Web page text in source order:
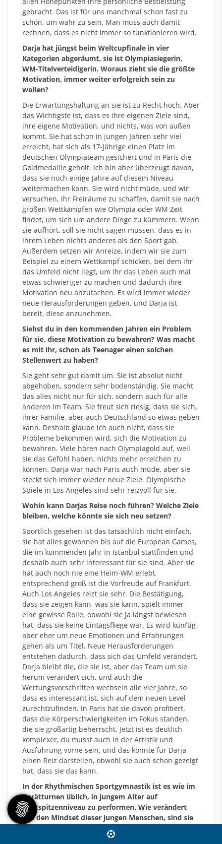
gebracht. Das ist für uns manchmal schon fast zu
schön, um wahr zu sein. Man muss auch damit
rechnen, dass es nicht immer so funktionieren wird.
Darja hat jüngst beim Weltcupfinale in vier
Kategorien abgeräumt, sie ist Olympiasiegerin,
WM-Titelverteidigerin. Woraus zieht sie die größte
Motivation, immer weiter erfolgreich sein zu
wollen?
Die Erwartungshaltung an sie ist zu Recht hoch. Aber
das Wichtigste ist, dass es ihre eigenen Ziele sind,
ihre eigene Motivation, und nichts, was von außen
kommt. Sie hat schon in jungen Jahren sehr viel
erreicht, hat sich als 17-Jährige einen Platz im
deutschen Olympiateam gesichert und in Paris die
Goldmedaille geholt. Ich bin aber überzeugt davon,
dass sie noch einige Jahre auf diesem Niveau
weitermachen kann. Sie wird nicht müde, und wir
versuchen, ihr Freiräume zu schaffen, damit sie nach
großen Wettkämpfen wie Olympia oder WM Zeit
findet, um sich um andere Dinge zu kümmern. Wenn
sie aufhört, soll sie nicht sagen müssen, dass es in
ihrem Leben nichts anderes als den Sport gab.
Außerdem setzen wir Anreize, indem wir sie zum
Beispiel zu einem Wettkampf schicken, bei dem ihr
das Umfeld nicht liegt, um ihr das Leben auch mal
etwas schwieriger zu machen und dadurch ihre
Motivation neu anzufachen. Es wird immer wieder
neue Herausforderungen geben, und Darja ist
bereit, diese anzunehmen.
Siehst du in den kommenden Jahren ein Problem
für sie, diese Motivation zu bewahren? Was macht
es mit ihr, schon als Teenager einen solchen
Stellenwert zu haben?
Sie geht sehr gut damit um. Sie ist absolut nicht
abgehoben, sondern sehr bodenständig. Sie macht
das alles nicht nur für sich, sondern auch für alle
anderen im Team. Sie freut sich riesig, dass sie sich,
ihrer Familie, aber auch Deutschland so etwas geben
kann. Deshalb glaube ich auch nicht, dass sie
Probleme bekommen wird, sich die Motivation zu
bewahren. Viele hören nach Olympiagold auf, weil
sie das Gefühl haben, nichts mehr erreichen zu
können. Darja war nach Paris auch müde, aber sie
steckt sich immer wieder neue Ziele. Olympische
Spiele in Los Angeles sind sehr reizvoll für sie.
Wohin kann Darjas Reise noch führen? Welche Ziele
bleiben, welche könnte sie sich neu setzen?
Sportlich gesehen ist das tatsächlich nicht einfach,
sie hat alles gewonnen bis auf die European Games,
die im kommenden Jahr in Istanbul stattfinden und
deshalb auch sehr interessant für sie sind. Aber sie
hat auch noch nie eine Heim-WM erlebt,
entsprechend groß ist die Vorfreude auf Frankfurt.
Auch Los Angeles reizt sie sehr. Die Bestätigung,
dass sie zeigen kann, was sie kann, spielt immer
eine gewisse Rolle, obwohl sie ja längst bewiesen
hat, dass sie keine Eintagsfliege war. Es wird künftig
aber eher um neue Emotionen und Erfahrungen
gehen als um Titel. Neue Herausforderungen
entstehen dadurch, dass sich das Umfeld verändert.
Darja bleibt die, die sie ist, aber das Team um sie
herum verändert sich, und auch die
Wertungsvorschriften wechseln alle vier Jahre, so
dass es interessant ist, sich auf dem neuen Level
zurechtzufinden. In Paris hat sie davon profitiert,
dass die Körperschwierigkeiten im Fokus standen,
die sie großartig beherrscht. Jetzt ist es deutlich
komplexer, du musst auch in der Artistik und
Ausführung vorne sein, und das könnte für Darja
einen Reiz darstellen, obwohl sie auch schon gezeigt
hat, dass sie das kann.
In der Rhythmischen Sportgymnastik ist es wie im
Gerätturnen üblich, in jungem Alter auf
Weltspitzenniveau zu performen. Wie verändert
das den Mindset dieser jungen Menschen, sind sie
alle früher erwachsen als in anderen Sportarten?